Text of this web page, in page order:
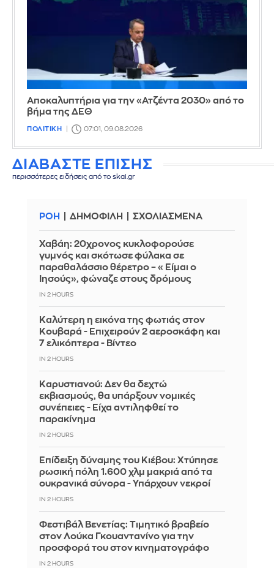
Αποκαλυπτήρια για την «Ατζέντα 2030» από το
βήμα της ΔΕΘ
ΠΟΛΙΤΙΚΗ 07:01, 09.08.2026
ΔΙΑΒΑΣΤΕ ΕΠΙΣΗΣ
περισσότερες ειδήσεις από το skai.gr
ΡΟΗ ΔΗΜΟΦΙΛΗ ΣΧΟΛΙΑΣΜΕΝΑ
Χαβάη: 20χρονος κυκλοφορούσε
γυμνός και σκότωσε φύλακα σε
παραθαλάσσιο θέρετρο – «Είμαι ο
Ιησούς», φώναζε στους δρόμους
IN 2 HOURS
Καλύτερη η εικόνα της φωτιάς στον
Κουβαρά - Επιχειρούν 2 αεροσκάφη και
7 ελικόπτερα - Βίντεο
IN 2 HOURS
Καρυστιανού: Δεν θα δεχτώ
εκβιασμούς, θα υπάρξουν νομικές
συνέπειες - Είχα αντιληφθεί το
παρακίνημα
IN 2 HOURS
Επίδειξη δύναμης του Κιέβου: Χτύπησε
ρωσική πόλη 1.600 χλμ μακριά από τα
ουκρανικά σύνορα - Υπάρχουν νεκροί
IN 2 HOURS
Φεστιβάλ Βενετίας: Τιμητικό βραβείο
στον Λούκα Γκουαντανίνο για την
προσφορά του στον κινηματογράφο
IN 2 HOURS